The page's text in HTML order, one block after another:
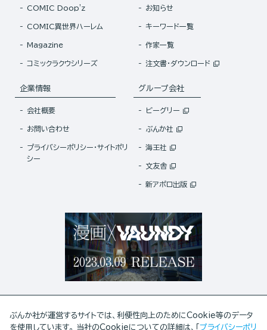
COMIC Doop'z
COMIC異世界ハーレム
Magazine
コミックラクウシリーズ
お知らせ
キーワード一覧
作家一覧
注文書・ダウンロード
企業情報
会社概要
お問い合わせ
プライバシーポリシー・サイトポリ
シー
グループ会社
ビーグリー
ぶんか社
海王社
文友舎
新アポロ出版
ぶんか社が運営するサイトでは、利便性向上のためにCookie等のデータ
を使用しています。 当社のCookieについての詳細は、「 プライバシーポリ